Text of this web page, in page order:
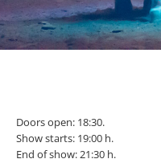
Doors open: 18:30.
Show starts: 19:00 h.
End of show: 21:30 h.